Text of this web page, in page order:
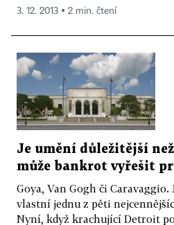
3. 12. 2013 ▪ 2 min. čtení
Je umění důležitější
může bankrot vyřešit
Goya, Van Gogh či
vlastní jednu z pěti
Nyní, když krachující Detroit